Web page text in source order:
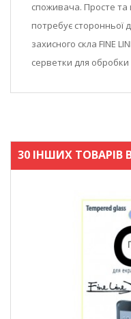
споживача. Просте
потребує сторонньої
захисного скла FINE
серветки для
30 ІНШИХ ТОВАРІВ